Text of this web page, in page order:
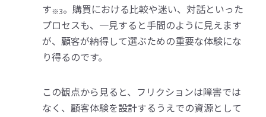
す※3。購買における比較や迷い、対話といった
プロセスも、一見すると手間のように見えます
が、顧客が納得して選ぶための重要な体験にな
り得るのです。
この観点から見ると、フリクションは障害では
なく、顧客体験を設計するうえでの資源として